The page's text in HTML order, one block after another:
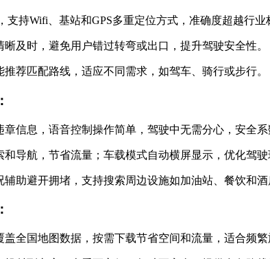
持Wifi、基站和GPS多重定位方式，准确度超越行业
及时，避免用户错过转弯或出口，提升驾驶安全性。
荐匹配路线，适应不同需求，如驾车、骑行或步行。
信息，语音控制操作简单，驾驶中无需分心，安全系
导航，节省流量；车载模式自动横屏显示，优化驾驶
助避开拥堵，支持搜索周边设施如加油站、餐饮和酒
全国地图数据，按需下载节省空间和流量，适合频繁